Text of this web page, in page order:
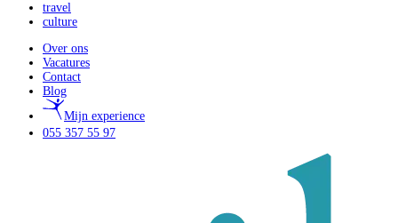
travel
culture
Over ons
Vacatures
Contact
Blog
Mijn experience
055 357 55 97